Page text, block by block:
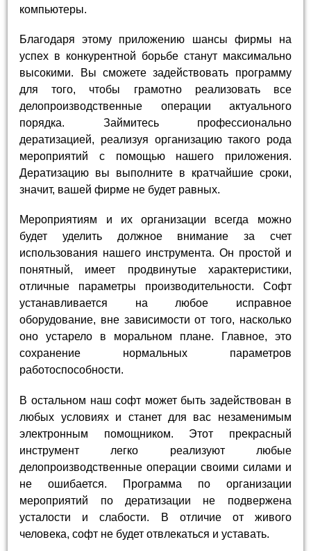
компьютеры.
Благодаря этому приложению шансы фирмы на
успех в конкурентной борьбе станут максимально
высокими. Вы сможете задействовать программу
для того, чтобы грамотно реализовать все
делопроизводственные операции актуального
порядка. Займитесь профессионально
дератизацией, реализуя организацию такого рода
мероприятий с помощью нашего приложения.
Дератизацию вы выполните в кратчайшие сроки,
значит, вашей фирме не будет равных.
Мероприятиям и их организации всегда можно
будет уделить должное внимание за счет
использования нашего инструмента. Он простой и
понятный, имеет продвинутые характеристики,
отличные параметры производительности. Софт
устанавливается на любое исправное
оборудование, вне зависимости от того, насколько
оно устарело в моральном плане. Главное, это
сохранение нормальных параметров
работоспособности.
В остальном наш софт может быть задействован в
любых условиях и станет для вас незаменимым
электронным помощником. Этот прекрасный
инструмент легко реализуют любые
делопроизводственные операции своими силами и
не ошибается. Программа по организации
мероприятий по дератизации не подвержена
усталости и слабости. В отличие от живого
человека, софт не будет отвлекаться и уставать.